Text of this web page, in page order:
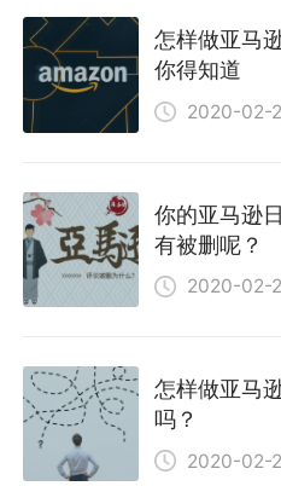
怎样做亚马
你得知道
2020-02-
你的亚马逊
有被删呢？
2020-02-
怎样做亚马
吗？
2020-02-